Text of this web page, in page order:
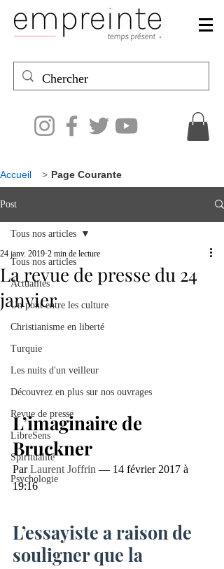
Accueil > Page Courante
Post
Tous nos articles
Actualités
Un pont entre les culture
Christianisme en liberté
Turquie
Les nuits d'un veilleur
Découvrez en plus sur nos ouvrages
Revue de presse
LibreSens
Spiritualité
Psychologie
Tous nos articles
La revue de presse du 24
janvier
24 janv. 2019 2 min de lecture
L’imaginaire de
Bruckner
Par Laurent Joffrin — 14 février 2017 à
19:16
L’essayiste a raison de
souligner que la